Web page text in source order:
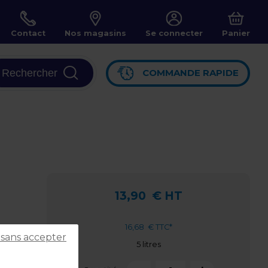
Contact Nos magasins Se connecter Panier
Rechercher COMMANDE RAPIDE
13,90 € HT
16,68 € TTC*
5 litres
accepter